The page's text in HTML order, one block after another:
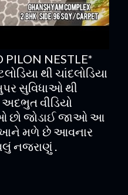
PILON NESTLE*
થી ચાંદલોડિયા
સુવિધાઓ થી
વીડિયો
છો જોડાઈ જાઓ આ
મળે છે આવનાર
નજરાણું .